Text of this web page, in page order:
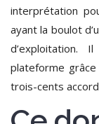
interprétation
ayant la boulot
d’exploitation. Il
plateforme grâce
trois-cents